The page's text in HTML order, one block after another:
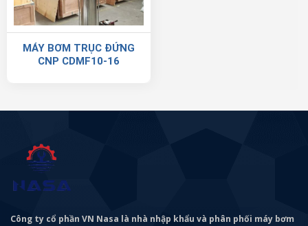
MÁY BƠM TRỤC ĐỨNG
CNP CDMF10-16
Công ty cổ phần VN Nasa là nhà nhập khẩu và phân phối máy bơm